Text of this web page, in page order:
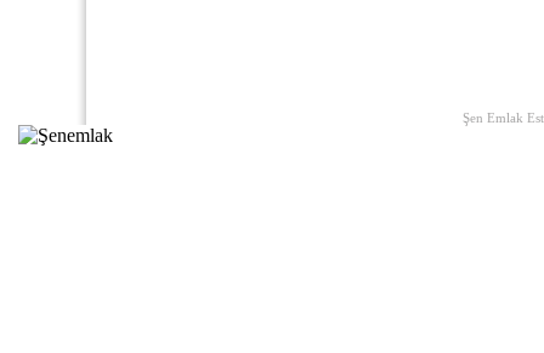
Şen Emlak